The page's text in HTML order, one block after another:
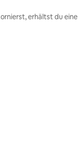
erhältst du eine